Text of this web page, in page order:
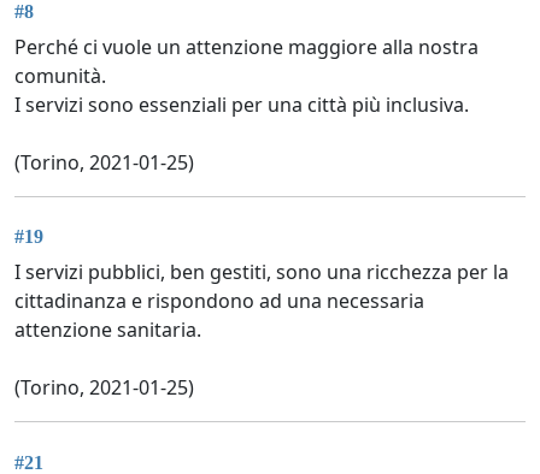
#8
Perché ci vuole un attenzione maggiore alla nostra
comunità.
I servizi sono essenziali per una città più inclusiva.
(Torino, 2021-01-25)
#19
I servizi pubblici, ben gestiti, sono una ricchezza per la
cittadinanza e rispondono ad una necessaria
attenzione sanitaria.
(Torino, 2021-01-25)
#21